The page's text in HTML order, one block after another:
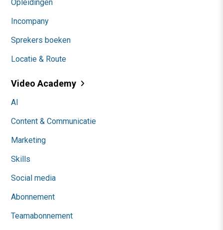
Opleidingen
Incompany
Sprekers boeken
Locatie & Route
Video Academy
AI
Content & Communicatie
Marketing
Skills
Social media
Abonnement
Teamabonnement